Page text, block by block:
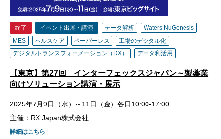
終了 イベント出展・講演 データ解析
Waters NuGenesis
MES
ヘルスケア ペーパーレス
工場のデジタル化
デジタルトランスフォーメーション（DX）
データ利活用
【東京】第27回 インターフェックスジャパン～製薬業
向けソリューション講演・展示
2025年7月9日（水）～11日（金）各日10:00-17:00
主催：RX Japan株式会社
詳細はこちら